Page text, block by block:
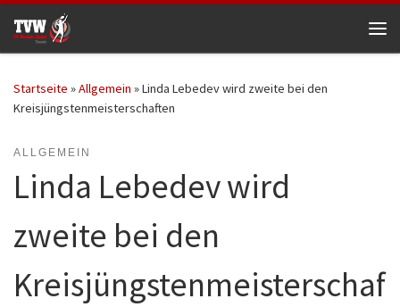
Zum Inhalt springen
Startseite »Allgemein »Linda Lebedev wird zweite bei den
Kreisjüngstenmeisterschaften
ALLGEMEIN
Linda Lebedev wird
zweite bei den
Kreisjüngstenmeisterschaf